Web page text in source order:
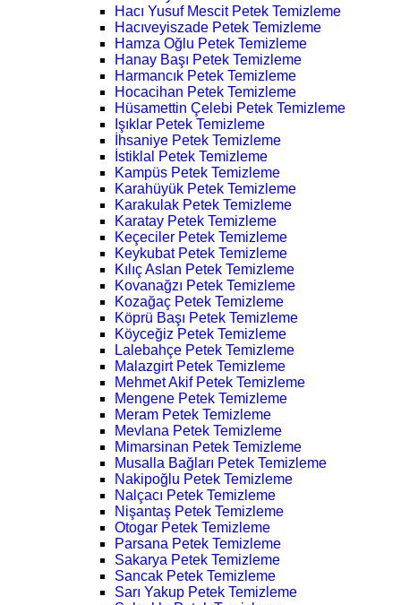
Hacı Yusuf Mescit Petek Temizleme
Hacıveyiszade Petek Temizleme
Hamza Oğlu Petek Temizleme
Hanay Başı Petek Temizleme
Harmancık Petek Temizleme
Hocacihan Petek Temizleme
Hüsamettin Çelebi Petek Temizleme
Işıklar Petek Temizleme
İhsaniye Petek Temizleme
İstiklal Petek Temizleme
Kampüs Petek Temizleme
Karahüyük Petek Temizleme
Karakulak Petek Temizleme
Karatay Petek Temizleme
Keçeciler Petek Temizleme
Keykubat Petek Temizleme
Kılıç Aslan Petek Temizleme
Kovanağzı Petek Temizleme
Kozağaç Petek Temizleme
Köprü Başı Petek Temizleme
Köyceğiz Petek Temizleme
Lalebahçe Petek Temizleme
Malazgirt Petek Temizleme
Mehmet Akif Petek Temizleme
Mengene Petek Temizleme
Meram Petek Temizleme
Mevlana Petek Temizleme
Mimarsinan Petek Temizleme
Musalla Bağları Petek Temizleme
Nakipoğlu Petek Temizleme
Nalçacı Petek Temizleme
Nişantaş Petek Temizleme
Otogar Petek Temizleme
Parsana Petek Temizleme
Sakarya Petek Temizleme
Sancak Petek Temizleme
Sarı Yakup Petek Temizleme